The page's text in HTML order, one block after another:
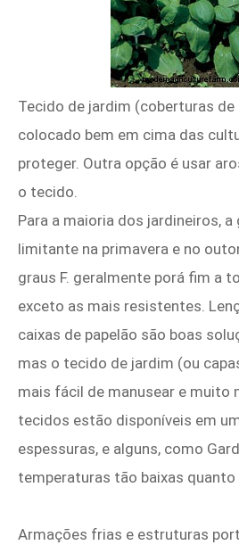
Tecido de jardim (coberturas de
colocado bem em cima das
proteger. Outra opção é usar
o tecido.
Para a maioria dos jardineiros,
limitante na primavera e no
graus F. geralmente porá fim a
exceto as mais resistentes.
caixas de papelão são boas
mas o tecido de jardim (ou
mais fácil de manusear e muito
tecidos estão disponíveis em
espessuras, e alguns, como
temperaturas tão baixas quanto
Armações frias e estruturas